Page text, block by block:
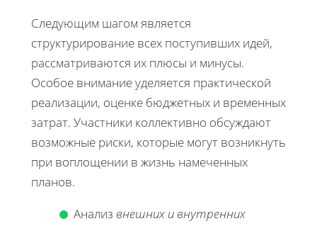
Следующим шагом является
структурирование всех поступивших идей,
рассматриваются их плюсы и минусы.
Особое внимание уделяется практической
реализации, оценке бюджетных и временных
затрат. Участники коллективно обсуждают
возможные риски, которые могут возникнуть
при воплощении в жизнь намеченных
планов.
Анализ внешних и внутренних